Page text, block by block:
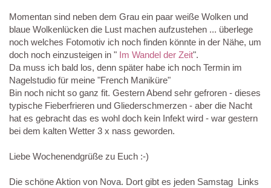
Momentan sind neben dem Grau ein paar weiße Wolken und
blaue Wolkenlücken die Lust machen aufzustehen ... überlege
noch welches Fotomotiv ich noch finden könnte in der Nähe, um
doch noch einzusteigen in " Im Wandel der Zeit".
Da muss ich bald los, denn später habe ich noch Termin im
Nagelstudio für meine "French Maniküre"
Bin noch nicht so ganz fit. Gestern Abend sehr gefroren - dieses
typische Fieberfrieren und Gliederschmerzen - aber die Nacht
hat es gebracht das es wohl doch kein Infekt wird - war gestern
bei dem kalten Wetter 3 x nass geworden.
Liebe Wochenendgrüße zu Euch :-)
Die schöne Aktion von Nova. Dort gibt es jeden Samstag Links